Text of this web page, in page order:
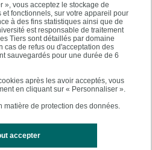
», vous acceptez le stockage de
fonctionnels, sur votre appareil pour
à des fins statistiques ainsi que de
est responsable de traitement
Tiers sont détaillés par domaine
cas de refus ou d'acceptation des
sauvegardés pour une durée de 6
après les avoir acceptés, vous
en cliquant sur « Personnaliser ».
matière de protection des données.
accepter